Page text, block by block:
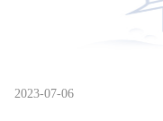
2023-07-06